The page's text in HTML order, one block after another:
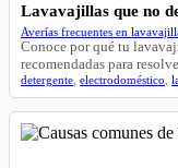
Lavavajillas que no
Averías frecuentes en
Conoce por qué tu
recomendadas para
detergente electrodoméstico